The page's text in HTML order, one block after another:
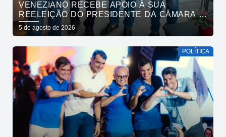
VENEZIANO RECEBE APOIO À SUA
REELEIÇÃO DO PRESIDENTE DA CÂMARA E
VEREADORES DE SÃO BENTO
5 de agosto de 2026
POLÍTICA